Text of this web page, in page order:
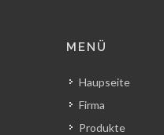
MENÜ
Haupseite
Firma
Produkte